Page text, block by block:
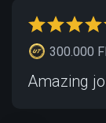
300.000
Amazing